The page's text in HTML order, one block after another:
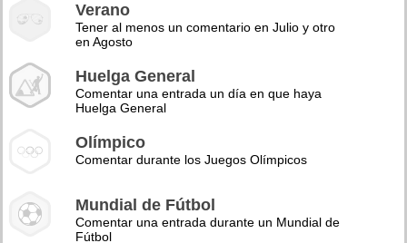
Verano
Tener al menos un comentario en Julio y otro
en Agosto
Huelga General
Comentar una entrada un día en que haya
Huelga General
Olímpico
Comentar durante los Juegos Olímpicos
Mundial de Fútbol
Comentar una entrada durante un Mundial de
Fútbol